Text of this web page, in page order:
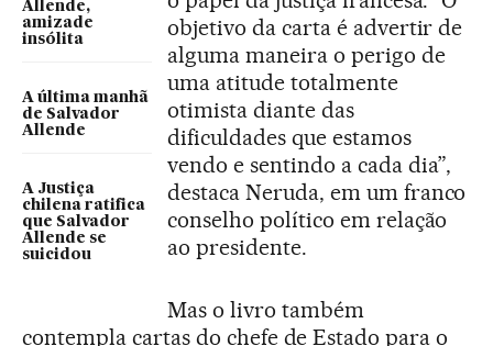
Allende,
amizade
insólita
A última manhã
de Salvador
Allende
A Justiça
chilena ratifica
que Salvador
Allende se
suicidou
objetivo da carta é advertir de
alguma maneira o perigo de
uma atitude totalmente
otimista diante das
dificuldades que estamos
vendo e sentindo a cada dia”,
destaca Neruda, em um franco
conselho político em relação
ao presidente.
Mas o livro também
contempla cartas do chefe de Estado para o